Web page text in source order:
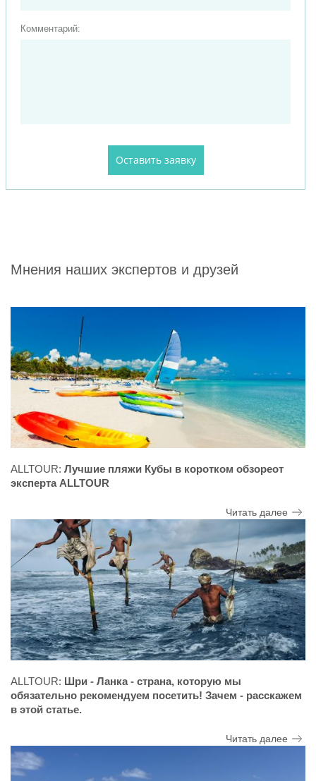
Комментарий:
Мнения наших экспертов и друзей
ALLTOUR: Лучшие пляжи Кубы в коротком обзореот
эксперта ALLTOUR
Читать далее
ALLTOUR: Шри - Ланка - страна, которую мы
обязательно рекомендуем посетить! Зачем - расскажем
в этой статье.
Читать далее